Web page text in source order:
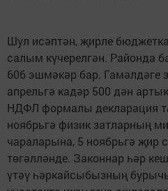
Шул исәптән, җирле
салым күчерелгән. Районда
606 эшмәкәр бар. Гамәлдәге
апрельгә кадәр 500 дән
НДФЛ формалы декларация
ноябрьгә физик затларның
чараларына, 5 ноябрьгә җир
төгәлләнде. Законнар һәр
үтәү һәркайсыбызның